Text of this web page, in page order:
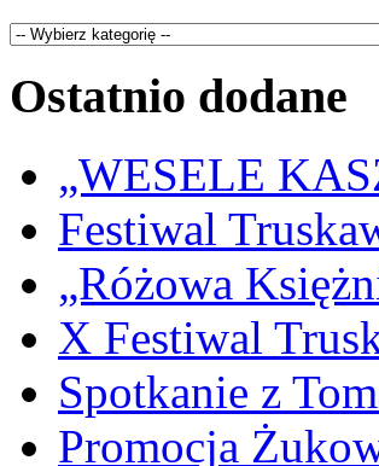
Ostatnio dodane
„WESELE
Festiwal
„Różowa
X Festiwal
Spotkanie z
Promocja